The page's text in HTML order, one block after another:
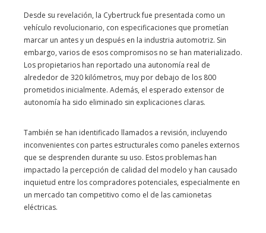
Desde su revelación, la Cybertruck fue presentada como un
vehículo revolucionario, con especificaciones que prometían
marcar un antes y un después en la industria automotriz. Sin
embargo, varios de esos compromisos no se han materializado.
Los propietarios han reportado una autonomía real de
alrededor de 320 kilómetros, muy por debajo de los 800
prometidos inicialmente. Además, el esperado extensor de
autonomía ha sido eliminado sin explicaciones claras.
También se han identificado llamados a revisión, incluyendo
inconvenientes con partes estructurales como paneles externos
que se desprenden durante su uso. Estos problemas han
impactado la percepción de calidad del modelo y han causado
inquietud entre los compradores potenciales, especialmente en
un mercado tan competitivo como el de las camionetas
eléctricas.